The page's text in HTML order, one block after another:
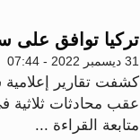
تركيا توافق على
31 ديسمبر 2022 - 07:44
كشفت تقارير
عقب محادثات ثلاثية
متابعة القراءة ...